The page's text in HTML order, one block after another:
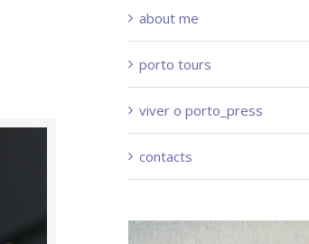
about me
porto tours
viver o porto_press
contacts